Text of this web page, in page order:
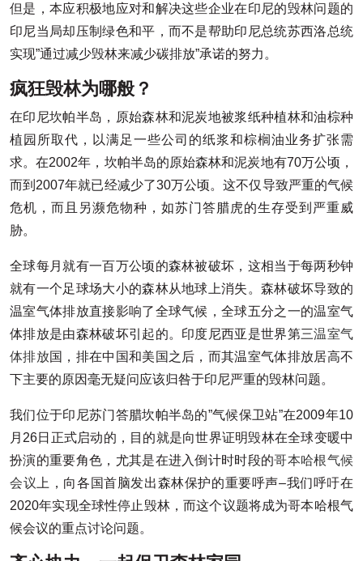
但是，本应积极地应对和解决这些企业在印尼的毁林问题的
印尼当局却压制绿色和平，而不是帮助印尼总统苏西洛总统
实现”通过减少毁林来减少碳排放”承诺的努力。
疯狂毁林为哪般？
在印尼坎帕半岛，原始森林和泥炭地被浆纸种植林和油棕种
植园所取代，以满足一些公司的纸浆和棕榈油业务扩张需
求。在2002年，坎帕半岛的原始森林和泥炭地有70万公顷，
而到2007年就已经减少了30万公顷。这不仅导致严重的气候
危机，而且另濒危物种，如苏门答腊虎的生存受到严重威
胁。
全球每月就有一百万公顷的森林被破坏，这相当于每两秒钟
就有一个足球场大小的森林从地球上消失。森林破坏导致的
温室气体排放直接影响了全球气候，全球五分之一的温室气
体排放是由森林破坏引起的。印度尼西亚是世界第三温室气
体排放国，排在中国和美国之后，而其温室气体排放居高不
下主要的原因毫无疑问应该归咎于印尼严重的毁林问题。
我们位于印尼苏门答腊坎帕半岛的”气候保卫站”在2009年10
月26日正式启动的，目的就是向世界证明毁林在全球变暖中
扮演的重要角色，尤其是在进入倒计时时段的哥本哈根气候
会议 上，向各国首脑发出森林保护的重要呼声–我们呼吁在
2020年实现全球性停止毁林，而这个议题将成为哥本哈根气
候会议的重点讨论问题。